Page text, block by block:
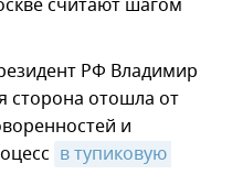
РФ Владимир
сторона отошла от
и
в тупиковую